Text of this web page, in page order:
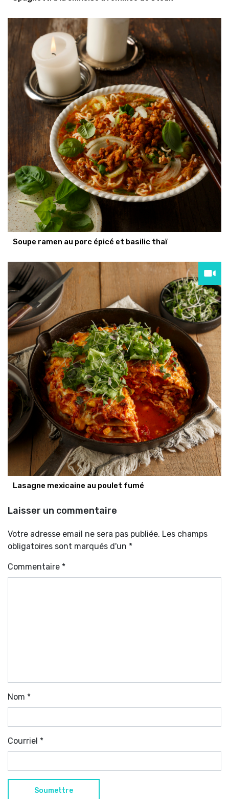
Soupe ramen au porc épicé et basilic thaï
Lasagne mexicaine au poulet fumé
Laisser un commentaire
Votre adresse email ne sera pas publiée. Les champs
obligatoires sont marqués d'un *
Commentaire *
Nom *
Courriel *